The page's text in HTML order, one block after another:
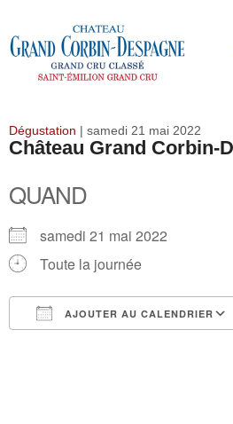
Dégustation | samedi 21 mai 2022
Château Grand Corbin-
QUAND
samedi 21 mai 2022
Toute la journée
AJOUTER AU CALENDRIER